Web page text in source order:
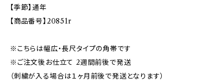
【季節】通年
【商品番号】20851r
※こちらは幅広・長尺タイプの角帯です
※ご注文後お仕立て 2週間前後で発送
（刺繍が入る場合は１ヶ月前後で発送となります）